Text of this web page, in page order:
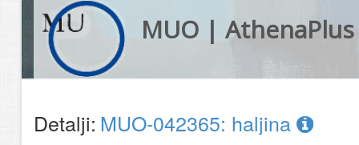
MUO | AthenaPlus
Detalji: MUO-042365: haljina